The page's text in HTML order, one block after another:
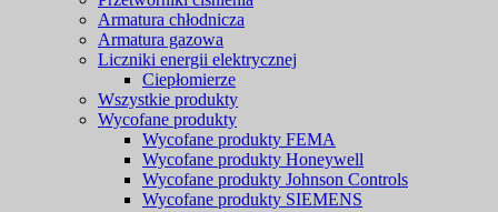
Armatura chłodnicza
Armatura gazowa
Liczniki energii elektrycznej
Ciepłomierze
Wszystkie produkty
Wycofane produkty
Wycofane produkty FEMA
Wycofane produkty Honeywell
Wycofane produkty Johnson Controls
Wycofane produkty SIEMENS